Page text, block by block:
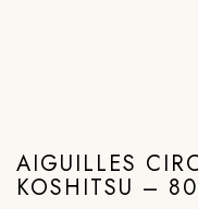
AIGUILLES
KOSHITSU –